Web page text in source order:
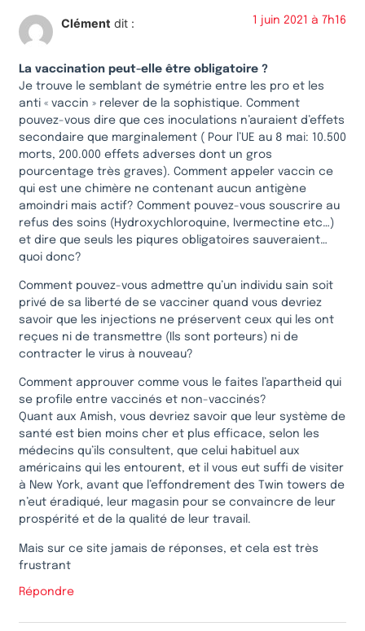
Clément dit : 1 juin 2021 à 7h16
La vaccination peut-elle être obligatoire ?
Je trouve le semblant de symétrie entre les pro et les
anti « vaccin » relever de la sophistique. Comment
pouvez-vous dire que ces inoculations n’auraient d’effets
secondaire que marginalement ( Pour l’UE au 8 mai: 10.500
morts, 200.000 effets adverses dont un gros
pourcentage très graves). Comment appeler vaccin ce
qui est une chimère ne contenant aucun antigène
amoindri mais actif? Comment pouvez-vous souscrire au
refus des soins (Hydroxychloroquine, Ivermectine etc…)
et dire que seuls les piqures obligatoires sauveraient…
quoi donc?
Comment pouvez-vous admettre qu’un individu sain soit
privé de sa liberté de se vacciner quand vous devriez
savoir que les injections ne préservent ceux qui les ont
reçues ni de transmettre (Ils sont porteurs) ni de
contracter le virus à nouveau?
Comment approuver comme vous le faites l’apartheid qui
se profile entre vaccinés et non-vaccinés?
Quant aux Amish, vous devriez savoir que leur système de
santé est bien moins cher et plus efficace, selon les
médecins qu’ils consultent, que celui habituel aux
américains qui les entourent, et il vous eut suffi de visiter
à New York, avant que l’effondrement des Twin towers de
n’eut éradiqué, leur magasin pour se convaincre de leur
prospérité et de la qualité de leur travail.
Mais sur ce site jamais de réponses, et cela est très
frustrant
Répondre